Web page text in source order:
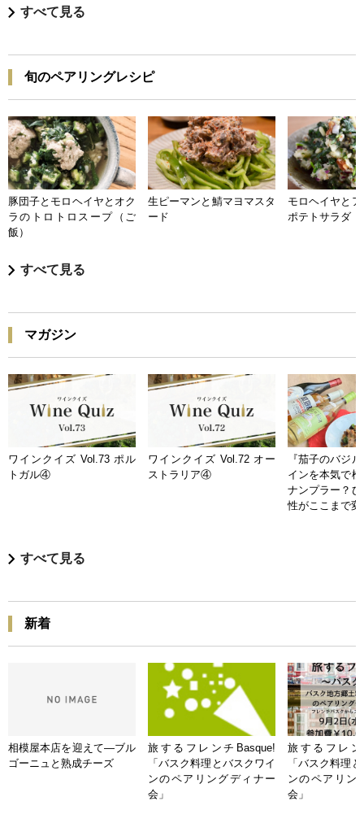
すべて見る
旬のペアリングレシピ
豚団子とモロヘイヤとオク
ラのトロトロスープ（ご
飯）
生ピーマンと鯖マヨマスタ
ード
モロヘイヤと
ポテトサラダ
すべて見る
マガジン
ワインクイズ Vol.73 ポル
トガル④
ワインクイズ Vol.72 オー
ストラリア④
『茄子のバジ
インを本気で
ナンプラー？
性がここまで
すべて見る
新着
相模屋本店を迎えて―ブル
ゴーニュと熟成チーズ
旅するフレンチBasque!
「バスク料理とバスクワイ
ンのペアリングディナー
会」
旅するフレン
「バスク料理
ンのペアリン
会」